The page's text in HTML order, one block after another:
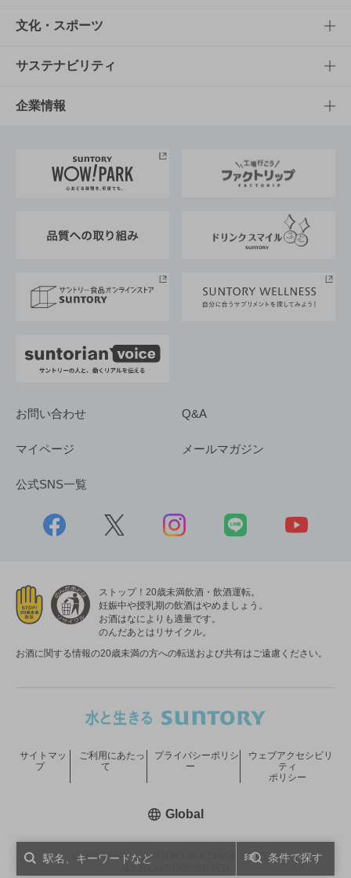
条件で探す
商品一覧
商品発売情報
栄養成分一覧
知る・楽しむTOP
キャンペーン
工場見学
地域情報
文化・スポーツ
文化・スポーツTOP
サントリーホール
サントリーサンバーズ大阪
サステナビリティ
サステナビリティTOP
サントリーが考えるサステナビリティ経営
企業情報
企業概要
採用情報
お問い合わせ Q&A
マイページ メールマガジン
公式SNS一覧
ストップ！20歳未満飲酒・飲酒運転。
妊娠中や授乳期の飲酒はやめましょう。
お酒はなによりも適量です。
のんだあとはリサイクル。
お酒に関する情報の20歳未満の方への転送および共有はご遠慮ください。
COPYRIGHT © SUNTORY HOLDINGS LIMITED.
サイトマッ
プ
ご利用にあたっ
て
プライバシーポリシ
ー
ウェブアクセシビリ
ティ
ポリシー
Global新しいウィンドウで開く